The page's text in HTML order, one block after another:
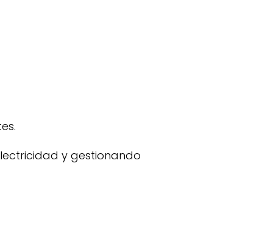
y gestionando